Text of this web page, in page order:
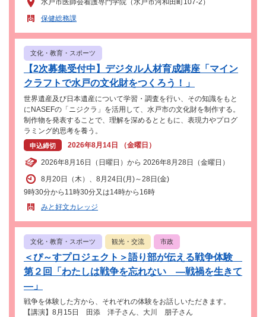
保健総務課
文化・教育・スポーツ
【2次募集受付中】デジタル人材育成講座「マイン
クラフトで水戸の文化財をつくろう！」
世界遺産及び日本遺産について学習・調査を行い、その知識をもと
にNASEFの「ニジクラ」を活用して、水戸市の文化財を制作する。
制作物を発表することで、理解を深めるとともに、表現力やプログ
ラミング的思考を養う。
申込締切 2026年8月14日 （金曜日）
2026年8月16日（日曜日）から 2026年8月28日（金曜日）
8月20日（木）、8月24日(月)～28日(金)
9時30分から11時30分又は14時から16時
みと好文カレッジ
文化・教育・スポーツ 観光・交流 市政
＜ぴ～すプロジェクト＞語り部が伝える戦争体験
第２回「わたしは戦争を忘れない ―戦禍を生きて
―」
戦争を体験した方から、それぞれの体験をお話しいただきます。
【講演】8月15日 田添 洋子さん、大川 朋子さん